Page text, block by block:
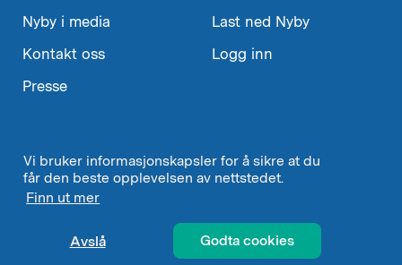
Vi bruker informasjonskapsler for å sikre at du
får den beste opplevelsen av nettstedet.
Finn ut mer
Avslå Godta cookies
Nyby i media
Kontakt oss
Presse
Last ned Nyby
Logg inn
Velg
språk
Norsk ↓
Brukervilkår og personvern